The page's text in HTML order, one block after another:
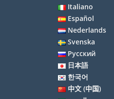
Italiano
Español
Nederlands
Svenska
Русский
日本語
한국어
中文 (中国)